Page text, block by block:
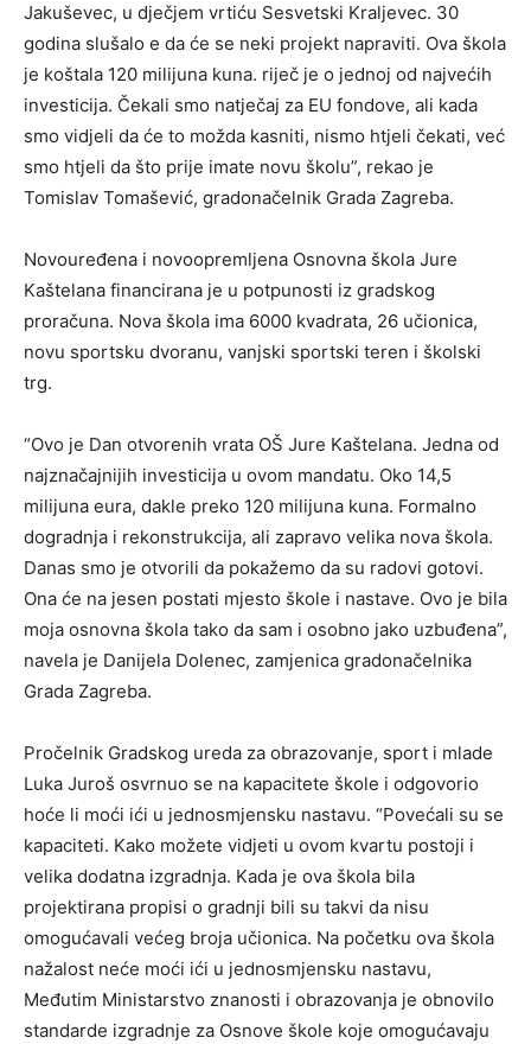
Jakuševec, u dječjem vrtiću Sesvetski Kraljevec. 30
godina slušalo e da će se neki projekt napraviti. Ova škola
je koštala 120 milijuna kuna. riječ je o jednoj od najvećih
investicija. Čekali smo natječaj za EU fondove, ali kada
smo vidjeli da će to možda kasniti, nismo htjeli čekati, već
smo htjeli da što prije imate novu školu”, rekao je
Tomislav Tomašević, gradonačelnik Grada Zagreba.
Novouređena i novoopremljena Osnovna škola Jure
Kaštelana financirana je u potpunosti iz gradskog
proračuna. Nova škola ima 6000 kvadrata, 26 učionica,
novu sportsku dvoranu, vanjski sportski teren i školski
trg.
“Ovo je Dan otvorenih vrata OŠ Jure Kaštelana. Jedna od
najznačajnijih investicija u ovom mandatu. Oko 14,5
milijuna eura, dakle preko 120 milijuna kuna. Formalno
dogradnja i rekonstrukcija, ali zapravo velika nova škola.
Danas smo je otvorili da pokažemo da su radovi gotovi.
Ona će na jesen postati mjesto škole i nastave. Ovo je bila
moja osnovna škola tako da sam i osobno jako uzbuđena”,
navela je Danijela Dolenec, zamjenica gradonačelnika
Grada Zagreba.
Pročelnik Gradskog ureda za obrazovanje, sport i mlade
Luka Juroš osvrnuo se na kapacitete škole i odgovorio
hoće li moći ići u jednosmjensku nastavu. “Povećali su se
kapaciteti. Kako možete vidjeti u ovom kvartu postoji i
velika dodatna izgradnja. Kada je ova škola bila
projektirana propisi o gradnji bili su takvi da nisu
omogućavali većeg broja učionica. Na početku ova škola
nažalost neće moći ići u jednosmjensku nastavu,
Međutim Ministarstvo znanosti i obrazovanja je obnovilo
standarde izgradnje za Osnove škole koje omogućavaju